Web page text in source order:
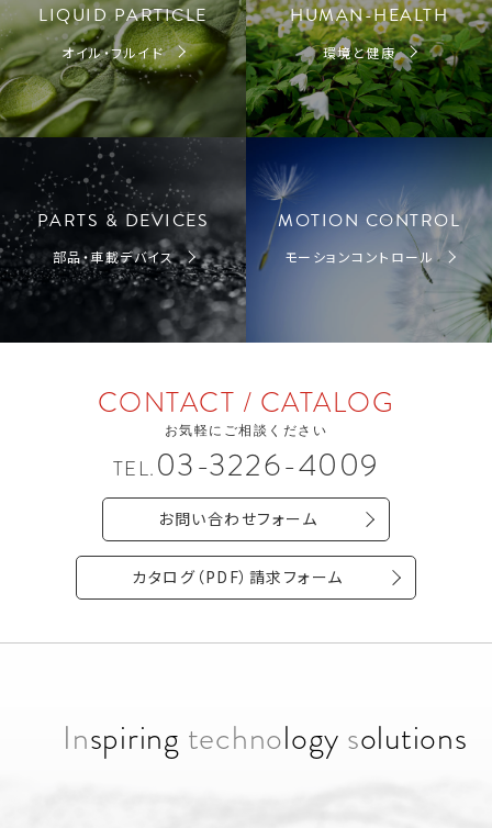
LIQUID PARTICLE
オイル・フルイド
HUMAN-HEALTH
環境と健康
PARTS & DEVICES
部品・車載デバイス
MOTION CONTROL
モーションコントロール
CONTACT / CATALOG
お気軽にご相談ください
TEL. 03-3226-4009
お問い合わせフォーム
カタログ（PDF）請求フォーム
Inspiring technology solutions